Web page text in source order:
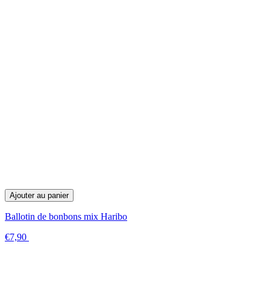
Ajouter au panier
Ballotin de bonbons mix Haribo
€7,90